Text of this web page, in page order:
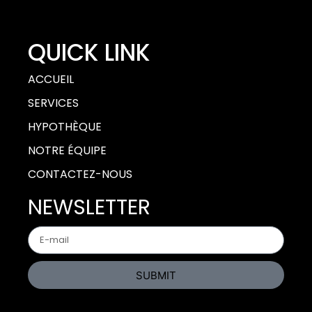
QUICK LINK
ACCUEIL
SERVICES
HYPOTHÈQUE
NOTRE ÉQUIPE
CONTACTEZ-NOUS
NEWSLETTER
SUBMIT